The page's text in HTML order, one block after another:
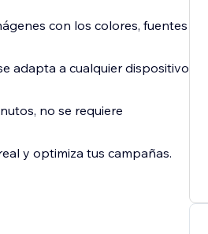
con los colores, fuentes
adapta a cualquier dispositivo
no se requiere
y optimiza tus campañas.